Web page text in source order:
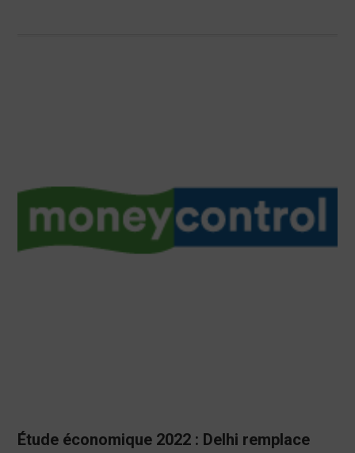
Étude économique 2022 : Delhi remplace